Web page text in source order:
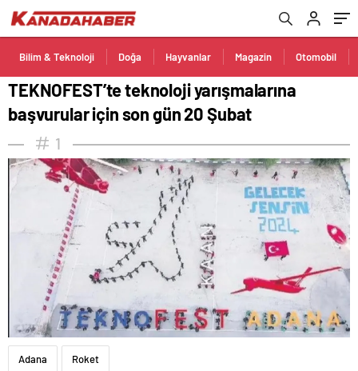
Bilim & Teknoloji Doğa Hayvanlar Magazin Otomobil
TEKNOFEST’te teknoloji yarışmalarına
başvurular için son gün 20 Şubat
1
Adana Roket